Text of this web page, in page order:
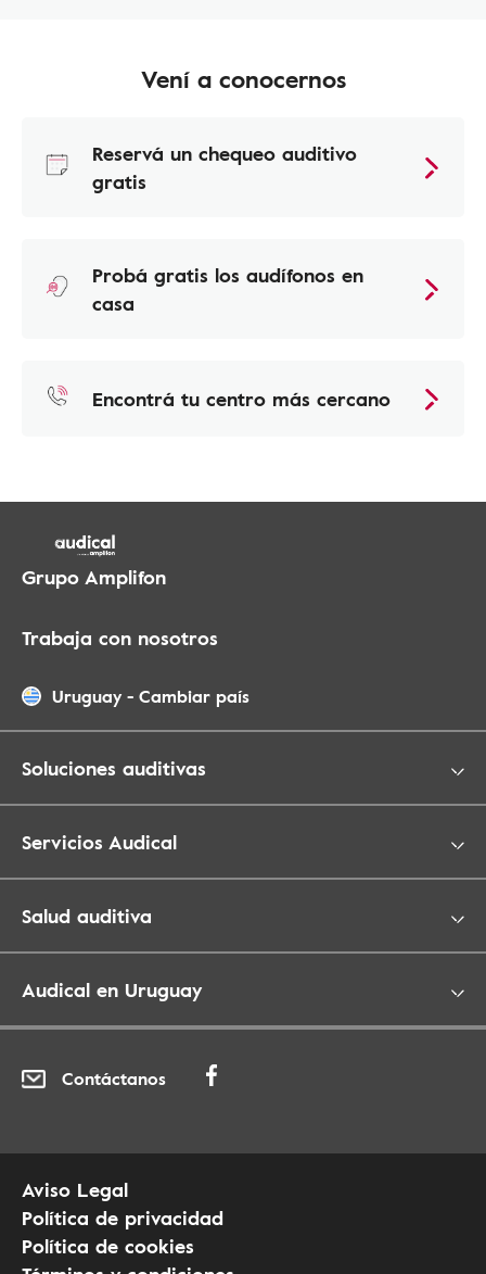
Vení a conocernos
Reservá un chequeo auditivo
gratis
Probá gratis los audífonos en
casa
Encontrá tu centro más cercano
Grupo Amplifon
Trabaja con nosotros
Uruguay - Cambiar país
Soluciones auditivas
Servicios Audical
Salud auditiva
Audical en Uruguay
Contáctanos
Aviso Legal
Política de privacidad
Política de cookies